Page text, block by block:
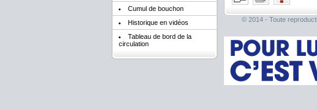
Cumul de bouchon
Historique en vidéos
Tableau de bord de la
circulation
© 2014 - Toute